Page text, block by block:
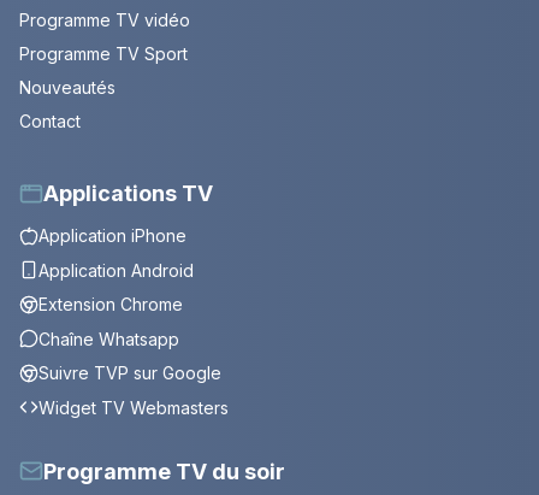
Programme TV vidéo
Programme TV Sport
Nouveautés
Contact
Applications TV
Application iPhone
Application Android
Extension Chrome
Chaîne Whatsapp
Suivre TVP sur Google
Widget TV Webmasters
Programme TV du soir